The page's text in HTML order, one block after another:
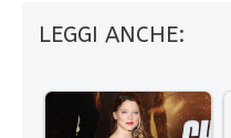
LEGGI ANCHE: